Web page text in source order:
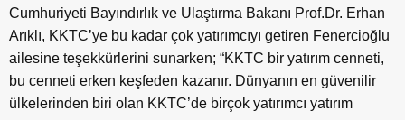
Cumhuriyeti Bayındırlık ve Ulaştırma Bakanı Prof.Dr. Erhan
Arıklı, KKTC’ye bu kadar çok yatırımcıyı getiren Fenercioğlu
ailesine teşekkürlerini sunarken; “KKTC bir yatırım cenneti,
bu cenneti erken keşfeden kazanır. Dünyanın en güvenilir
ülkelerinden biri olan KKTC’de birçok yatırımcı yatırım